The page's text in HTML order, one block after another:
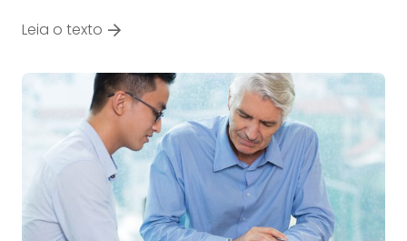
Leia o texto